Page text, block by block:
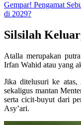
Gempar! Pengamat
di 2029?
Silsilah
Atalla merupakan
Irfan Wahid atau yang
Jika ditelusuri ke
sekaligus mantan
serta cicit-buyut dari
Asy’ari.